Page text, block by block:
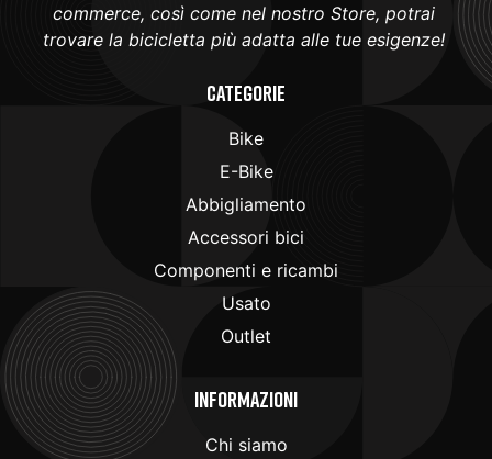
commerce, così come nel nostro Store, potrai
trovare la bicicletta più adatta alle tue esigenze!
Categorie
Bike
E-Bike
Abbigliamento
Accessori bici
Componenti e ricambi
Usato
Outlet
Informazioni
Chi siamo